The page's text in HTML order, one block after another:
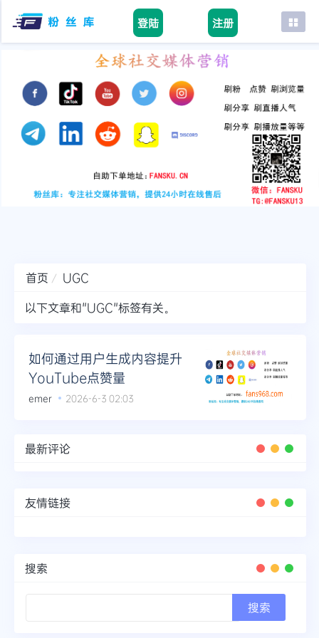
登陆 注册
首页
tiktok
youtube
instagram
首页
UGC
以下文章和"UGC"标签有关。
如何通过用户生成内容提升
YouTube点赞量
emer 2026-6-3 02:03
最新评论
友情链接
搜索